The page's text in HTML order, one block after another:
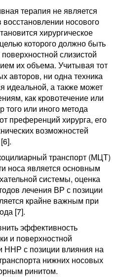
терапия не является
носового
хирургическое
которого должно быть
слизистой
их объема. Учитывая тот
авторов, ни одна техника
идеальной, а также может
как кровотечение или
того или иного метода
преференций хирурга, его
возможностей
транспорт (МЦТ)
носа является основным
системы, оценка
лечения ВР с позиции
крайне важным при
[7].
эффективность
и поверхностной
ННР с позиции влияния на
нижних носовых
ринитом.